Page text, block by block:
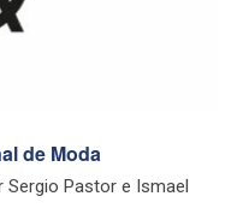
de Moda
Sergio Pastor e Ismael